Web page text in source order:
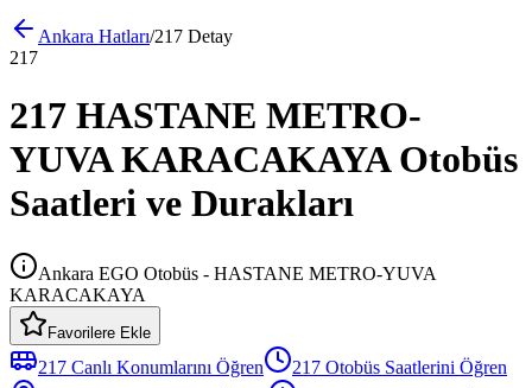
Ankara Hatları/217 Detay
217
217 HASTANE METRO-
YUVA KARACAKAYA Otobüs
Saatleri ve Durakları
Ankara EGO Otobüs - HASTANE METRO-YUVA
KARACAKAYA
Favorilere Ekle
217 Canlı Konumlarını Öğren 217 Otobüs Saatlerini Öğren